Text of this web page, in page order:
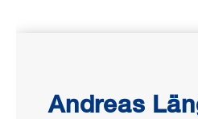
Andreas